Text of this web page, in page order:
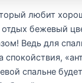
любит
бежевый
Ведь для
спокойствия,
спальне